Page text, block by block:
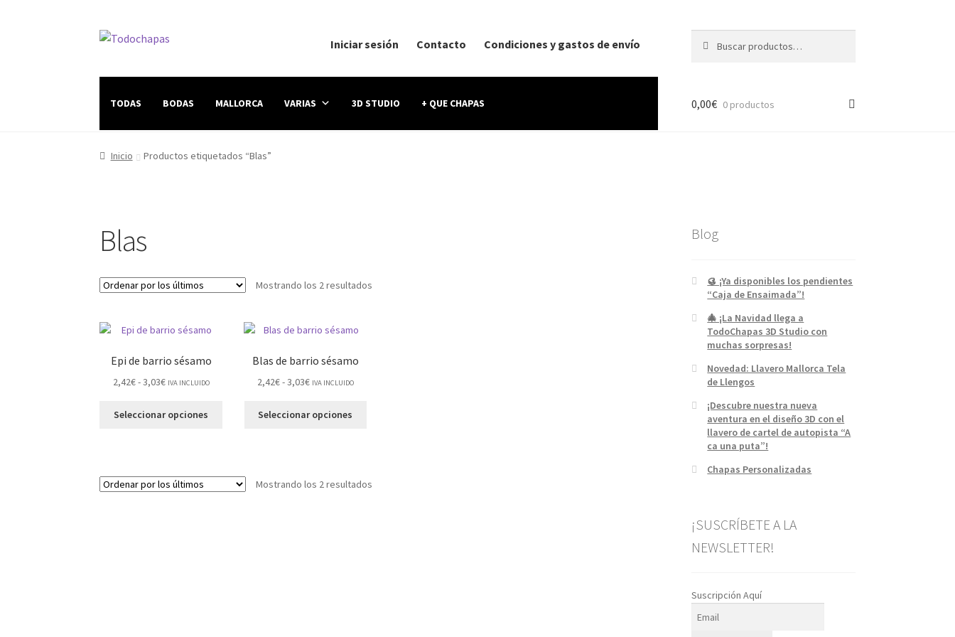
Iniciar sesión Contacto Condiciones y gastos de envío
TODAS BODAS MALLORCA VARIAS 3D STUDIO + QUE CHAPAS 0,00€ 0 productos
Inicio Productos etiquetados “Blas”
Blas
Mostrando los 2 resultados
Epi de barrio sésamo
2,42€-3,03€ IVA INCLUIDO
Seleccionar opciones
Blas de barrio sésamo
2,42€-3,03€ IVA INCLUIDO
Seleccionar opciones
Mostrando los 2 resultados
Blog
🥮 ¡Ya disponibles los pendientes
“Caja de Ensaimada”!
🎄 ¡La Navidad llega a
TodoChapas 3D Studio con
muchas sorpresas!
Novedad: Llavero Mallorca Tela
de Llengos
¡Descubre nuestra nueva
aventura en el diseño 3D con el
llavero de cartel de autopista “A
ca una puta”!
Chapas Personalizadas
¡SUSCRÍBETE A LA
NEWSLETTER!
Suscripción Aquí